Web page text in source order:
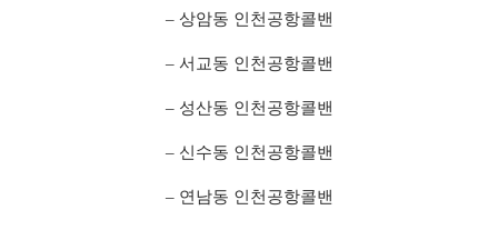
– 상암동 인천공항콜밴
– 서교동 인천공항콜밴
– 성산동 인천공항콜밴
– 신수동 인천공항콜밴
– 연남동 인천공항콜밴